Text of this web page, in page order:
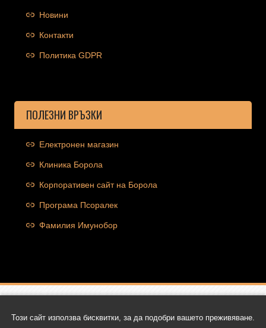
Новини
Контакти
Политика GDPR
ПОЛЕЗНИ ВРЪЗКИ
Електронен магазин
Клиника Борола
Корпоративен сайт на Борола
Програма Псоралек
Фамилия Имунобор
Copyright © 2026 Ocolut.com | Всички права запазени | Уеб
Този сайт използва бисквитки, за да подобри вашето преживяване.